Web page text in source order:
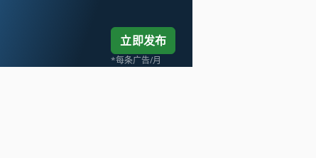
立即发布
*每条广告/月